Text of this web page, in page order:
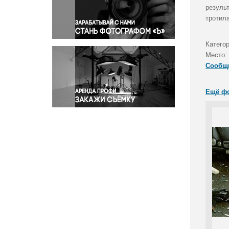
Правосудие
Происшествия и конфликты
Религия
Светская жизнь
Спорт
Экология
Экономика и бизнес
Место:
Ещё